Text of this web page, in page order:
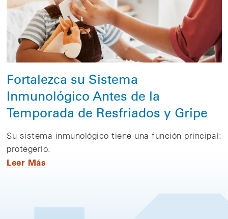
Fortalezca su Sistema
Inmunológico Antes de la
Temporada de Resfriados y Gripe
Su sistema inmunológico tiene una función principal:
protegerlo.
Leer Más